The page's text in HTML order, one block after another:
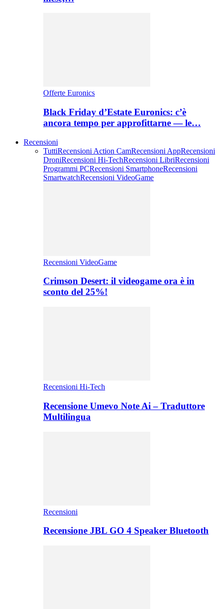
Offerte Euronics
Black Friday d’Estate Euronics: c’è
ancora tempo per approfittarne — le…
Recensioni
TuttiRecensioni Action CamRecensioni AppRecensioni
DroniRecensioni Hi-TechRecensioni LibriRecensioni
Programmi PCRecensioni SmartphoneRecensioni
SmartwatchRecensioni VideoGame
Recensioni VideoGame
Crimson Desert: il videogame ora è in
sconto del 25%!
Recensioni Hi-Tech
Recensione Umevo Note Ai – Traduttore
Multilingua
Recensioni
Recensione JBL GO 4 Speaker Bluetooth